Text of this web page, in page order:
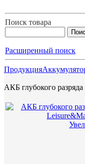
Поиск товара
Расширенный поиск
Продукция
АКБ глубокого